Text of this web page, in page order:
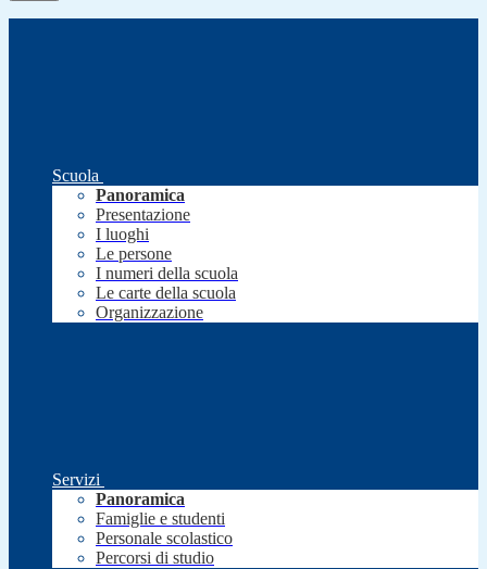
Scuola
Panoramica
Presentazione
I luoghi
Le persone
I numeri della scuola
Le carte della scuola
Organizzazione
Servizi
Panoramica
Famiglie e studenti
Personale scolastico
Percorsi di studio